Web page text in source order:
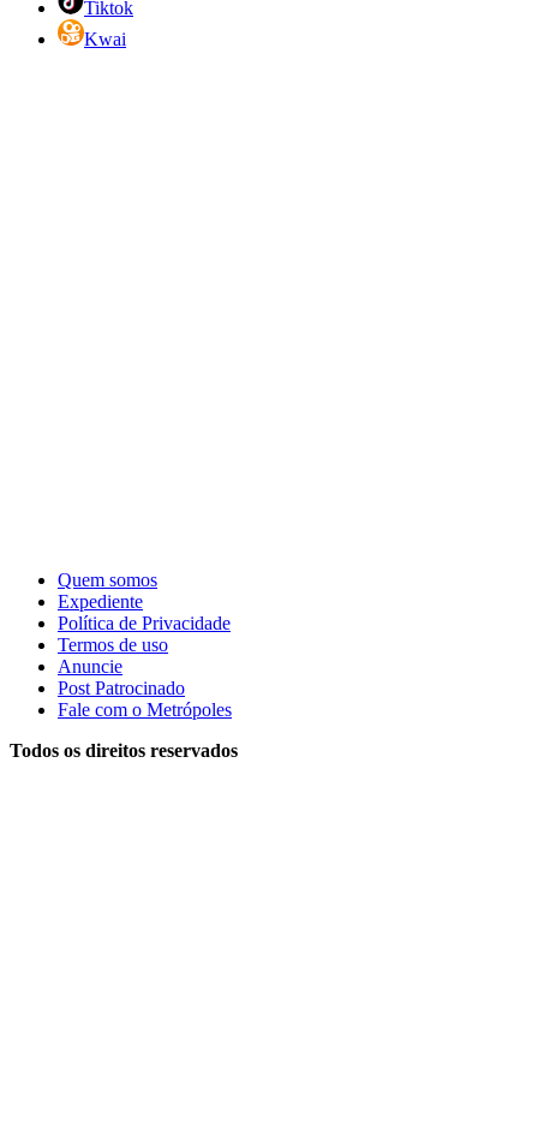
Tiktok
Kwai
Quem somos
Expediente
Política de Privacidade
Termos de uso
Anuncie
Post Patrocinado
Fale com o Metrópoles
Todos os direitos reservados